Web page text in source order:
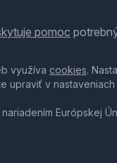
pomoc
využíva cookies.
upraviť v nastaveniach
Európskej